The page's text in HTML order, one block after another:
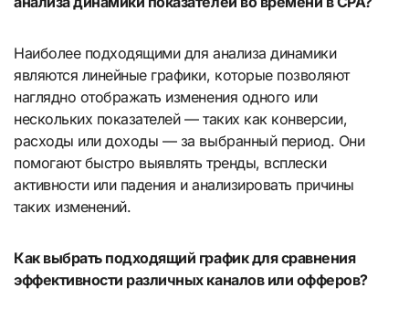
Наиболее подходящими для анализа динамики
являются линейные графики, которые позволяют
наглядно отображать изменения одного или
нескольких показателей — таких как конверсии,
расходы или доходы — за выбранный период. Они
помогают быстро выявлять тренды, всплески
активности или падения и анализировать причины
таких изменений.
Как выбрать подходящий график для сравнения
эффективности различных каналов или офферов?